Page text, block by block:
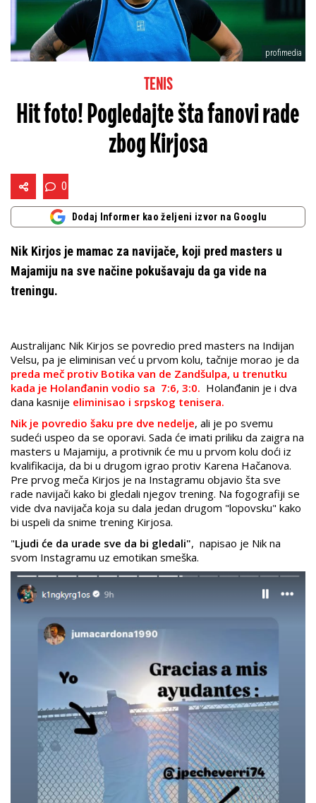
profimedia
TENIS
Hit foto! Pogledajte šta fanovi rade
zbog Kirjosa
0
Dodaj Informer kao željeni izvor na Googlu
Nik Kirjos je mamac za navijače, koji pred masters u
Majamiju na sve načine pokušavaju da ga vide na
treningu.
Australijanc Nik Kirjos se povredio pred masters na Indijan
Velsu, pa je eliminisan već u prvom kolu, tačnije morao je da
preda meč protiv Botika van de Zandšulpa, u trenutku
kada je Holanđanin vodio sa 7:6, 3:0. Holanđanin je i dva
dana kasnije eliminisao i srpskog tenisera.
Nik je povredio šaku pre dve nedelje, ali je po svemu
sudeći uspeo da se oporavi. Sada će imati priliku da zaigra na
masters u Majamiju, a protivnik će mu u prvom kolu doći iz
kvalifikacija, da bi u drugom igrao protiv Karena Hačanova.
Pre prvog meča Kirjos je na Instagramu objavio šta sve
rade navijači kako bi gledali njegov trening. Na fogografiji se
vide dva navijača koja su dala jedan drugom "lopovsku" kako
bi uspeli da snime trening Kirjosa.
"Ljudi će da urade sve da bi gledali", napisao je Nik na
svom Instagramu uz emotikan smeška.